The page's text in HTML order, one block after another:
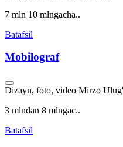
7 mln 10 mlngacha..
Batafsil
Mobilograf
Dizayn, foto, video Mirzo
3 mlndan 8 mlngac..
Batafsil